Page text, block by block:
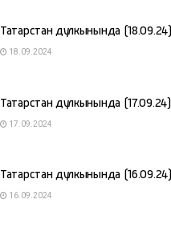
Татарстан дулкынында (18.09.24)
18.09.2024
Татарстан дулкынында (17.09.24)
17.09.2024
Татарстан дулкынында (16.09.24)
16.09.2024